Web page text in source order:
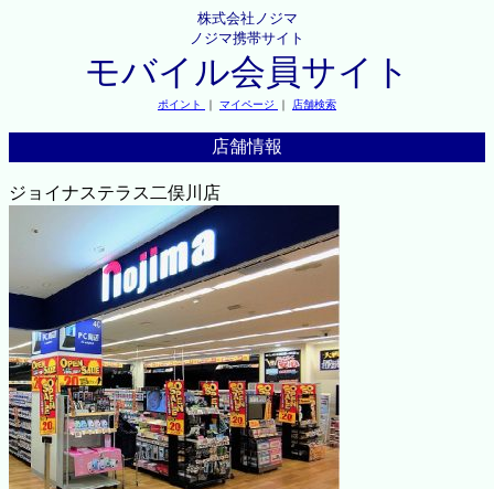
株式会社ノジマ
ノジマ携帯サイト
モバイル会員サイト
ポイント ｜ マイページ ｜ 店舗検索
店舗情報
ジョイナステラス二俣川店